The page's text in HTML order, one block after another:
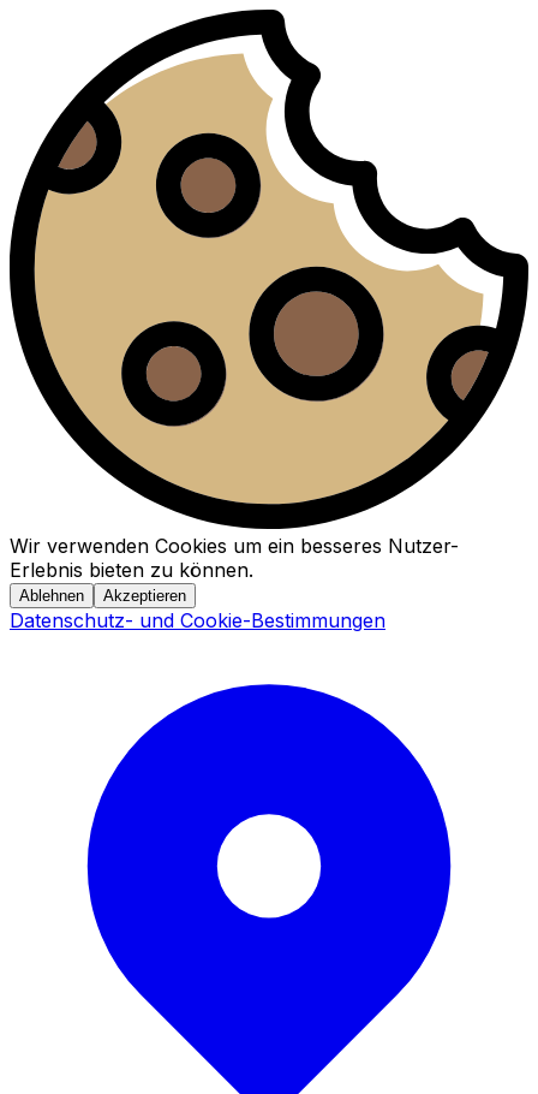
Wir verwenden Cookies um ein besseres Nutzer-
Erlebnis bieten zu können.
Ablehnen Akzeptieren
Datenschutz- und Cookie-Bestimmungen